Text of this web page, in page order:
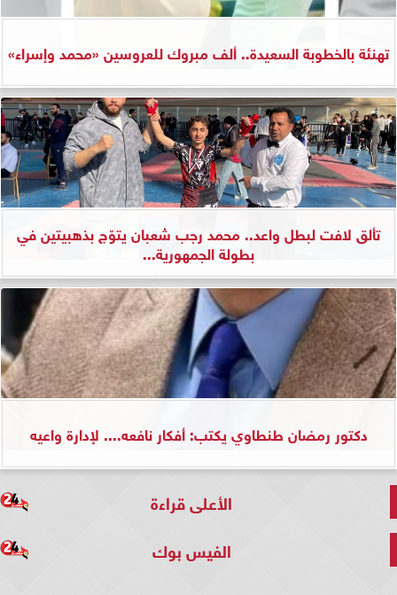
تهنئة بالخطوبة السعيدة.. ألف مبروك للعروسين «محمد وإسراء»
تألق لافت لبطل واعد.. محمد رجب شعبان يتوّج بذهبيتين في
بطولة الجمهورية...
دكتور رمضان طنطاوي يكتب: أفكار نافعه.... لإدارة واعيه
الأعلى قراءة
الفيس بوك